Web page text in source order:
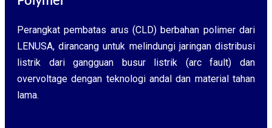
Perangkat pembatas arus (CLD) berbahan polimer dari
LENUSA, dirancang untuk melindungi jaringan distribusi
listrik dari gangguan busur listrik (arc fault) dan
overvoltage dengan teknologi andal dan material tahan
lama.